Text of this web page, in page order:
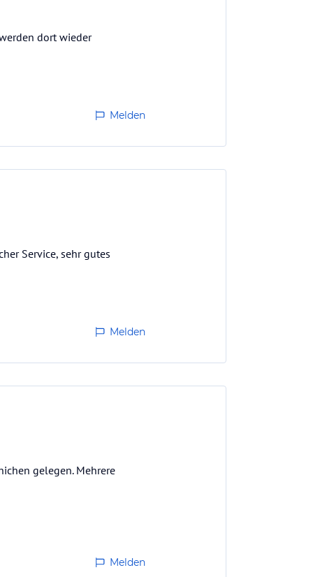
dort wieder
Melden
Service, sehr gutes
Melden
gelegen. Mehrere
Melden